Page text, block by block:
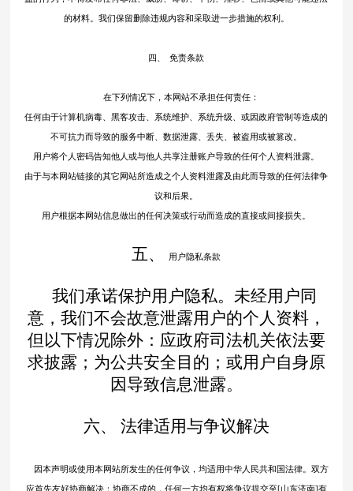
的材料。我们保留删除违规内容和采取进一步措施的权利。
四、 免责条款
在下列情况下，本网站不承担任何责任：
任何由于计算机病毒、黑客攻击、系统维护、系统升级、或因政府管制等造成的
不可抗力而导致的服务中断、数据泄露、丢失、被盗用或被篡改。
用户将个人密码告知他人或与他人共享注册账户导致的任何个人资料泄露。
由于与本网站链接的其它网站所造成之个人资料泄露及由此而导致的任何法律争
议和后果。
用户根据本网站信息做出的任何决策或行动而造成的直接或间接损失。
五、 用户隐私条款
我们承诺保护用户隐私。未经用户同
意，我们不会故意泄露用户的个人资料，
但以下情况除外：应政府司法机关依法要
求披露；为公共安全目的；或用户自身原
因导致信息泄露。
六、 法律适用与争议解决
因本声明或使用本网站所发生的任何争议，均适用中华人民共和国法律。双方
应首先友好协商解决；协商不成的，任何一方均有权将争议提交至[山东济南]有